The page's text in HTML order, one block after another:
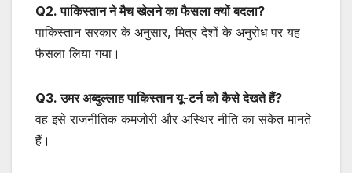
Q2. पाकिस्तान ने मैच खेलने का फैसला क्यों बदला?
पाकिस्तान सरकार के अनुसार, मित्र देशों के अनुरोध पर यह
फैसला लिया गया।
Q3. उमर अब्दुल्लाह पाकिस्तान यू-टर्न को कैसे देखते हैं?
वह इसे राजनीतिक कमजोरी और अस्थिर नीति का संकेत मानते
हैं।